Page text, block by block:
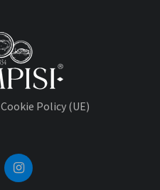
Cookie Policy (UE)